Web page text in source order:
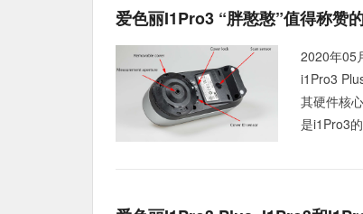
爱色丽i1Pro3 “胖憨憨”值得称赞
2020年05
i1Pro3
其硬件核
是i1Pro3